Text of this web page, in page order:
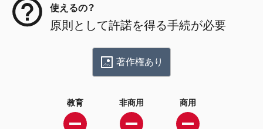
使えるの？
原則として許諾を得る手続が必要
著作権あり
教育 非商用 商用